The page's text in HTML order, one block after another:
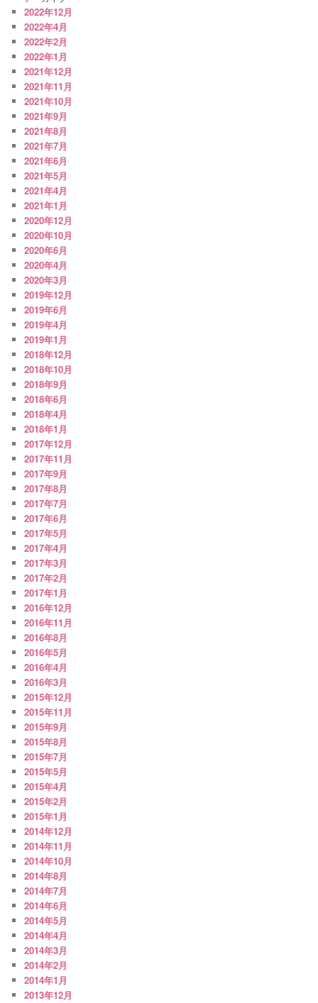
2022年12月
2022年4月
2022年2月
2022年1月
2021年12月
2021年11月
2021年10月
2021年9月
2021年8月
2021年7月
2021年6月
2021年5月
2021年4月
2021年1月
2020年12月
2020年10月
2020年6月
2020年4月
2020年3月
2019年12月
2019年6月
2019年4月
2019年1月
2018年12月
2018年10月
2018年9月
2018年6月
2018年4月
2018年1月
2017年12月
2017年11月
2017年9月
2017年8月
2017年7月
2017年6月
2017年5月
2017年4月
2017年3月
2017年2月
2017年1月
2016年12月
2016年11月
2016年8月
2016年5月
2016年4月
2016年3月
2015年12月
2015年11月
2015年9月
2015年8月
2015年7月
2015年5月
2015年4月
2015年2月
2015年1月
2014年12月
2014年11月
2014年10月
2014年8月
2014年7月
2014年6月
2014年5月
2014年4月
2014年3月
2014年2月
2014年1月
2013年12月